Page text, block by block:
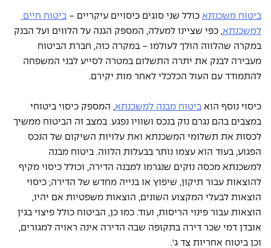
ביטוח משכנתא כולל שני סוגים כיסויים עיקריים - ביטוח חיים
למשכנתא , כפי שציינו למעלה, המספק הגנה על הלווים ועל הבנק
במקרה שהלווה הולך לעולמו - במקרה כזה, חברת הביטוח
מעבירה לבנק את יתרה התשלום במטרה לסייע לבני המשפחה
להתמודד עם העול הכלכלי לאחר מות יקירם.
כיסוי נוסף הוא ביטוח מבנה למשכנתא , המספק כיסוי ביטוחי
במצבים בהם נגרם נזק בנכס ושוויו נפגע. במצב זה הביטוח ממשיך
לכסות את תשלומי המשכנתא ואת עלויות השיקום של הנכס
הפגוע, בעוד הוא עצמו נותר בבעלות הלווה. ביטוח מבנה
למשכנתא מכסה נזקים שנגרמו למבנה הדירה, וכולל כיסוי מקיף
להוצאות עבור תיקון, שיפוץ או בנייה מחדש של הדירה; כיסוי
הוצאות לבעלי המקצוע השונים, הוצאות משפטיות אם יהיו,
הוצאות עבור פינוי הריסות, ועוד. כמו כן, הביטוח כולל פיצוי בגין
אובדן דמי שכר דירה בתקופה שבה הדירה אינה ראויה למגורים,
וכן ביטוח אחריות צד ג'.